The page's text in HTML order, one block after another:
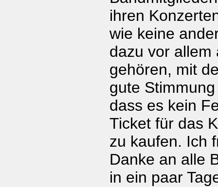
ihren
wie keine
dazu vor allem
gehören, mit
gute
dass es kein
Ticket für das
zu kaufen. Ich
Danke an alle
in ein paar